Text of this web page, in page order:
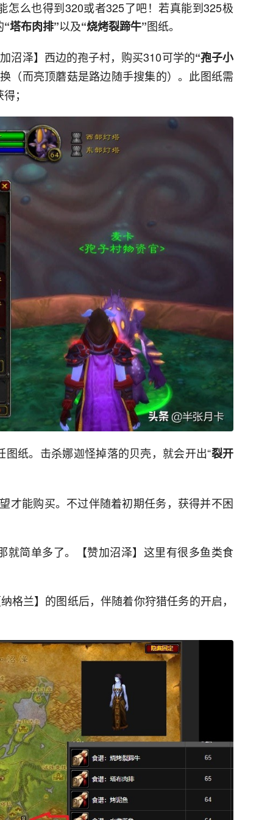
怎么也得到320或者325了吧！若真能到325极
“塔布肉排”以及“烧烤裂蹄牛”图纸。
沼泽】西边的孢子村，购买310可学的“孢子小
（而亮顶蘑菇是路边随手搜集的）。此图纸需
；
图纸。击杀娜迦怪掉落的贝壳，就会开出“裂开
才能购买。不过伴随着初期任务，获得并不困
就简单多了。【赞加沼泽】这里有很多鱼类食
格兰】的图纸后，伴随着你狩猎任务的开启，